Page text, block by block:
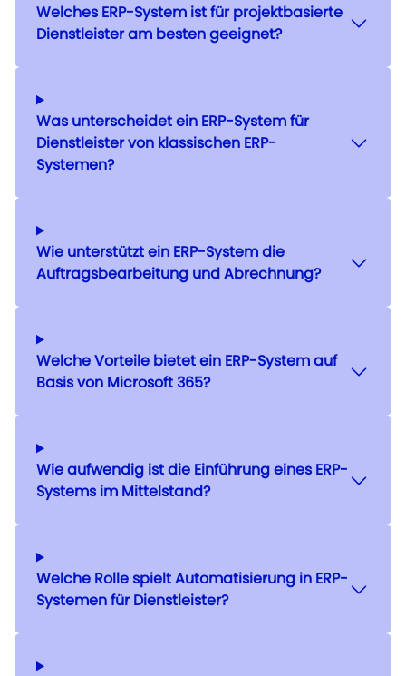
Welches ERP-System ist für projektbasierte
Dienstleister am besten geeignet?
Was unterscheidet ein ERP-System für
Dienstleister von klassischen ERP-
Systemen?
Wie unterstützt ein ERP-System die
Auftragsbearbeitung und Abrechnung?
Welche Vorteile bietet ein ERP-System auf
Basis von Microsoft 365?
Wie aufwendig ist die Einführung eines ERP-
Systems im Mittelstand?
Welche Rolle spielt Automatisierung in ERP-
Systemen für Dienstleister?